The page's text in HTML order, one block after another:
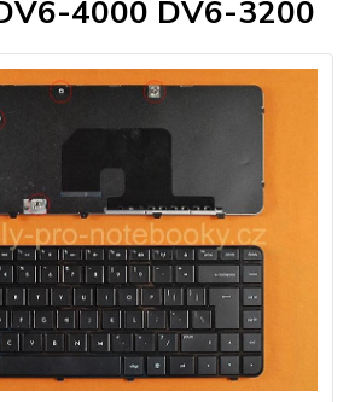
4000 DV6-3200